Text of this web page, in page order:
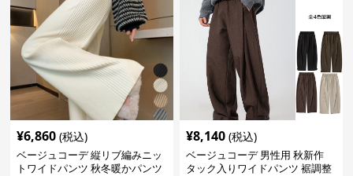
¥6,860 (税込)
ベージュコーデ 縦リブ編みニッ
トワイドパンツ 秋冬暖かパンツ
¥8,140 (税込)
ベージュコーデ 男性用 秋新作
タック入りワイドパンツ 裾調整